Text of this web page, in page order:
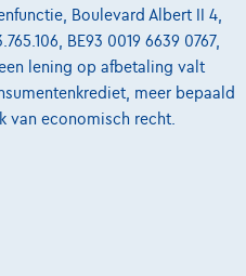
Boulevard Albert II 4,
BE93 0019 6639 0767,
lening op afbetaling valt
meer bepaald
van economisch recht.